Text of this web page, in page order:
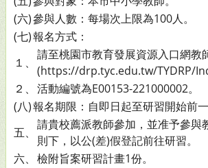
(六)參與人數：每場次上限為100人。
(七)報名方式：
１、
請至桃園市教育發展資源入口網教
(https://drp.tyc.edu.tw/TYDRP/
２、 活動編號為E00153-221000002。
(八)報名期限：自即日起至研習開始前一
五、
請貴校薦派教師參加，並准予參與
則下，以公(差)假登記前往研習。
六、 檢附旨案研習計畫1份。